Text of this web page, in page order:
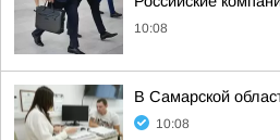
10:08
В Самарской
10:08